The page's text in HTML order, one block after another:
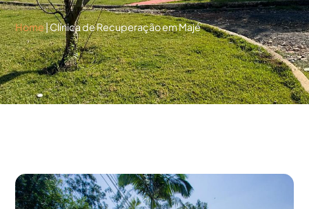
Home|Clínica de Recuperação em Majé